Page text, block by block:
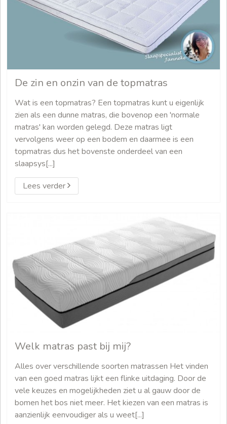
De zin en onzin van de topmatras
Wat is een topmatras? Een topmatras kunt u eigenlijk
zien als een dunne matras, die bovenop een 'normale
matras' kan worden gelegd. Deze matras ligt
vervolgens weer op een bodem en daarmee is een
topmatras dus het bovenste onderdeel van een
slaapsys[...]
Lees verder
Welk matras past bij mij?
Alles over verschillende soorten matrassen Het vinden
van een goed matras lijkt een flinke uitdaging. Door de
vele keuzes en mogelijkheden ziet u al gauw door de
bomen het bos niet meer. Het kiezen van een matras is
aanzienlijk eenvoudiger als u weet[...]